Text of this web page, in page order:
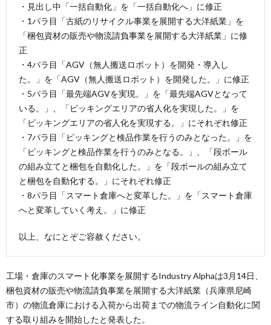
・見出し中「一括自動化」を「一括自動化へ」に修正
・1パラ目「古紙のリサイクル事業を展開する大洋紙業」を
「梱包資材の販売や物流請負事業を展開する大洋紙業」に修
正
・4パラ目「AGV（無人搬送ロボット）を開発・導入し
た。」を「AGV（無人搬送ロボット）を開発した。」に修正
・5パラ目「最先端AGVを実現。」を「最先端AGVとなって
いる。」、「ピッキングエリアの省人化を実現した。」を
「ピッキングエリアの省人化を実現する。」にそれぞれ修正
・7パラ目「ピッキングと検品作業を行うのみとなった。」を
「ピッキングと検品作業を行うのみとなる。」、「段ボール
の組み立てと梱包を自動化した。」を「段ボールの組み立て
と梱包を自動化する。」にそれぞれ修正
・8パラ目「スマート倉庫へと変革した。」を「スマート倉庫
へと変革していく考え。」に修正
以上、なにとぞご容赦ください。
工場・倉庫のスマート化事業を展開するIndustry Alphaは3月14日、
梱包資材の販売や物流請負事業を展開する大洋紙業（兵庫県尼崎
市）の物流倉庫における入荷から出荷までの物流ライン自動化に関
する取り組みを開始したと発表した。